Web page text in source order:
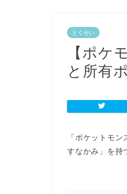
とくせい
【ポケ
と所有
「ポケットモ
すなかみ」を持